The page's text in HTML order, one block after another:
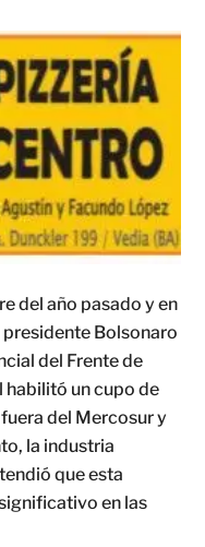
del año pasado y en
Bolsonaro
del Frente de
habilitó un cupo de
del Mercosur y
la industria
que esta
en las